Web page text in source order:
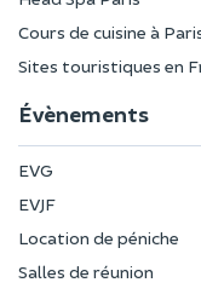
Cours de cuisine à
Sites touristiques en
Évènements
EVG
EVJF
Location de péniche
Salles de réunion